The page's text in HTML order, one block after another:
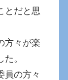
とだと思
方々が楽
。
員の方々